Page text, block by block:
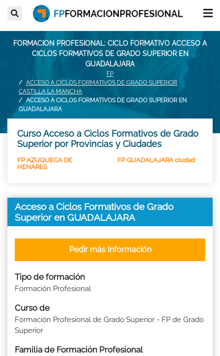
FORMACION PROFESIONAL: CICLO FORMATIVO ACCESO A
CICLOS FORMATIVOS DE GRADO SUPERIOR EN
GUADALAJARA
FP
ACCESO A CICLOS FORMATIVOS DE GRADO SUPERIOR
CASTILLA LA MANCHA
ACCESO A CICLOS FORMATIVOS DE GRADO SUPERIOR EN
GUADALAJARA
Curso Acceso a Ciclos Formativos de Grado
Superior por Provincias y Ciudades
FP AZUQUECA DE
HENARES
FP GUADALAJARA ciudad
Acceso a Ciclos Formativos de Grado
Superior en GUADALAJARA
Tipo de formación
Formación Profesional
Curso de
Formación Profesional de Grado Superior - FP de Grado
Superior
Familia de Formación Profesional
Pedir más Información